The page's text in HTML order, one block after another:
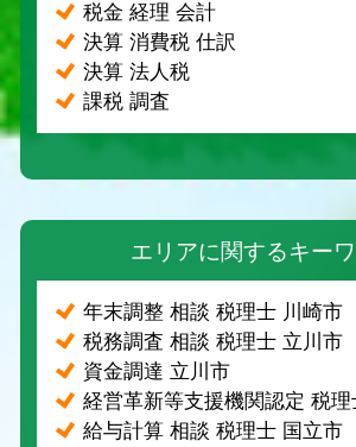
税金 経理 会計
決算 消費税 仕訳
決算 法人税
課税 調査
エリアに関するキー
年末調整 相談 税理士 川崎市
税務調査 相談 税理士 立川市
資金調達 立川市
経営革新等支援機関認定 税
給与計算 相談 税理士 国立市